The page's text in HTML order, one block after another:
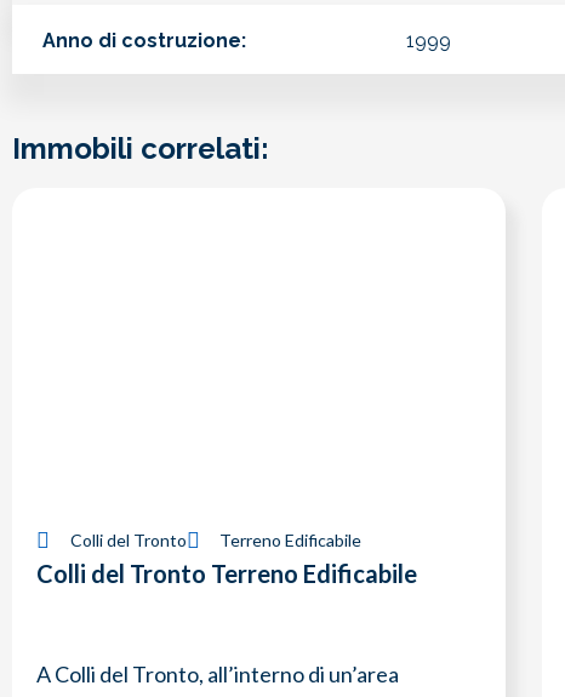
Anno di costruzione: 1999
Immobili correlati:
Colli del Tronto Terreno Edificabile
Colli del Tronto Terreno Edificabile
A Colli del Tronto, all’interno di un’area